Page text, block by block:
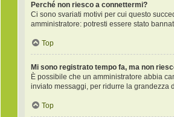
Perché non riesco a connettermi?
Ci sono svariati motivi per cui questo
amministratore: potresti essere stato
Top
Mi sono registrato tempo fa, ma non
È possibile che un amministratore abbia
inviato messaggi, per ridurre la grandezza
Top